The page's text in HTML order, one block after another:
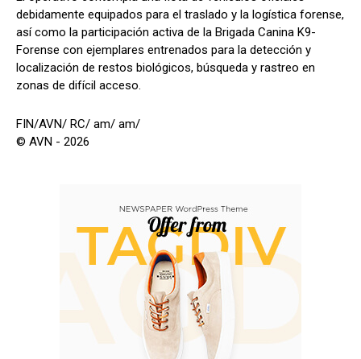
debidamente equipados para el traslado y la logística forense,
así como la participación activa de la Brigada Canina K9-
Forense con ejemplares entrenados para la detección y
localización de restos biológicos, búsqueda y rastreo en
zonas de difícil acceso.
FIN/AVN/ RC/ am/ am/
© AVN - 2026